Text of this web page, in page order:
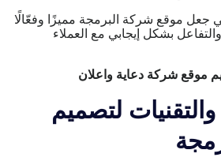
جعل موقع شركة البرمجة مميزًا وفعّالًا
بشكل إيجابي مع العملاء
موقع شركة دعاية واعلان
لتصميم